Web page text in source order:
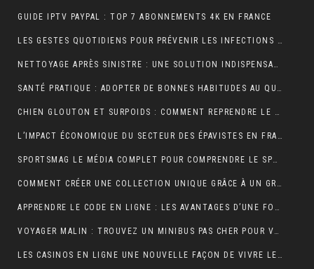
GUIDE IPTV PAYPAL : TOP 7 ABONNEMENTS 4K EN FRANCE
LES GESTES QUOTIDIENS POUR PRÉVENIR LES INFECTIONS CHEZ LES VOLAILLES
NETTOYAGE APRÈS SINISTRE : UNE SOLUTION INDISPENSABLE POUR RETROUVER DES ESPACES SÛRS ET SALUBRES
SANTÉ PRATIQUE : ADOPTER DE BONNES HABITUDES AU QUOTIDIEN
CHIEN GLOUTON ET SURPOIDS : COMMENT REPRENDRE LE CONTRÔLE DES PORTIONS ?
L’IMPACT ÉCONOMIQUE DU SECTEUR DES ÉPAVISTES EN FRANCE
SPORTSMAG LE MÉDIA COMPLET POUR COMPRENDRE LE SPORT LA NUTRITION ET LA PERFORMANCE
COMMENT CRÉER UNE COLLECTION UNIQUE GRÂCE À UN GROSSISTE DE VÊTEMENTS PERSONNALISÉS
APPRENDRE LE CODE EN LIGNE : LES AVANTAGES D’UNE FORMATION ENTIÈREMENT NUMÉRIQUE
VOYAGER MALIN : TROUVEZ UN MINIBUS PAS CHER POUR VOS DÉPLACEMENTS EN GROUPE
LES CASINOS EN LIGNE UNE NOUVELLE FAÇON DE VIVRE LE JEU